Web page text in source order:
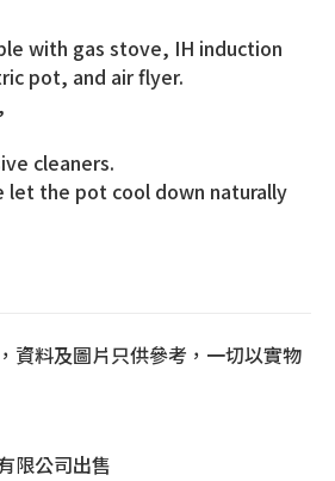
with gas stove, IH induction
pot, and air flyer.
cleaners.
let the pot cool down naturally
資料及圖片只供參考，一切以實物
限公司出售